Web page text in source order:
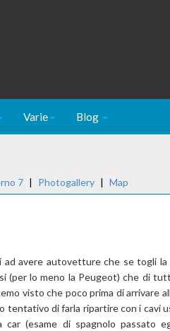
Varie Blog
7 | Photogallery | Map
avere autovetture che se togli la
(per lo meno la Peugeot) che di
visto che poco prima di arrivare
tentativo di farla ripartire con i cavi
(esame di spagnolo passato